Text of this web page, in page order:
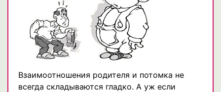
Взаимоотношения родителя и потомка не
всегда складываются гладко. А уж если